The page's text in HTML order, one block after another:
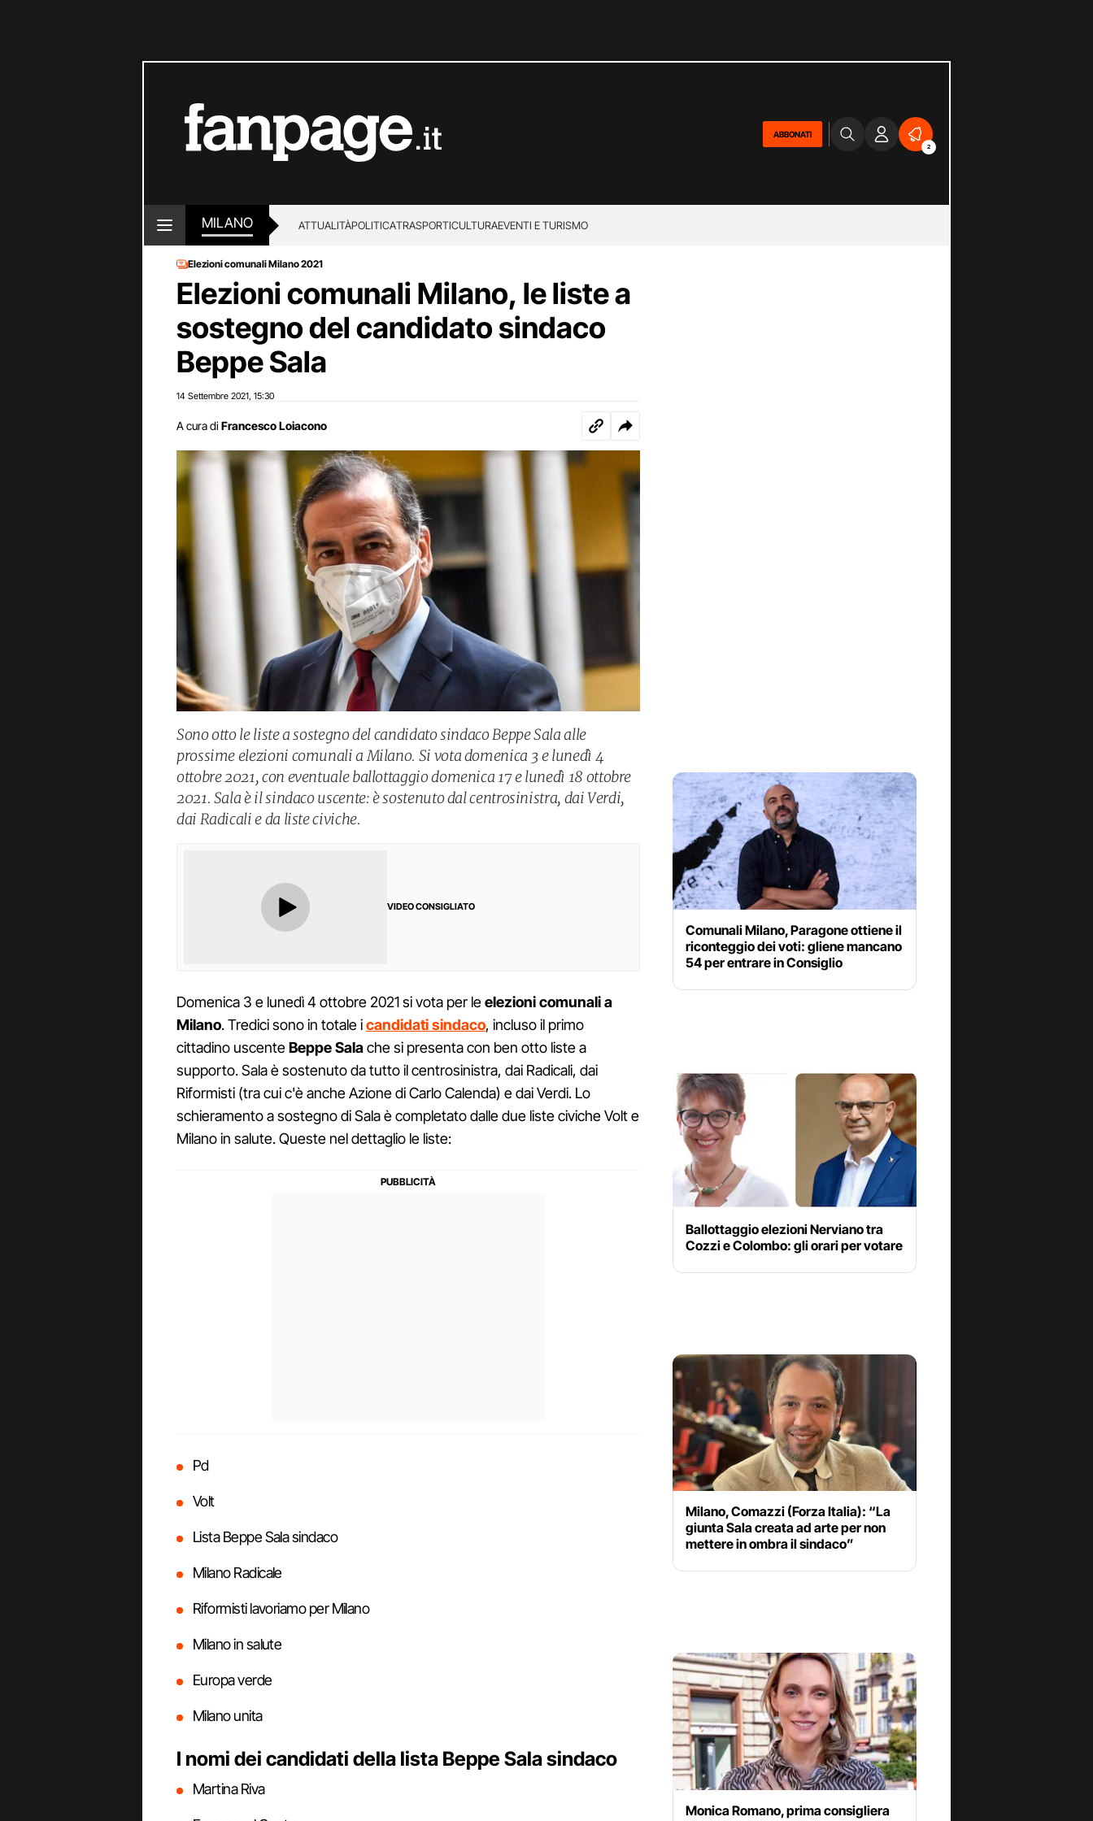
ABBONATI
2
MILANO ATTUALITÀPOLITICATRASPORTICULTURAEVENTI E TURISMO
Elezioni comunali Milano 2021
Elezioni comunali Milano, le liste a
sostegno del candidato sindaco
Beppe Sala
14 Settembre 2021 15:30
A cura di Francesco Loiacono
Sono otto le liste a sostegno del candidato sindaco Beppe Sala alle
prossime elezioni comunali a Milano. Si vota domenica 3 e lunedì 4
ottobre 2021, con eventuale ballottaggio domenica 17 e lunedì 18 ottobre
2021. Sala è il sindaco uscente: è sostenuto dal centrosinistra, dai Verdi,
dai Radicali e da liste civiche.
VIDEO CONSIGLIATO
Domenica 3 e lunedì 4 ottobre 2021 si vota per leelezioni comunali a
Milano. Tredici sono in totale icandidati sindaco, incluso il primo
cittadino uscenteBeppe Salache si presenta con ben otto liste a
supporto. Sala è sostenuto da tutto il centrosinistra, dai Radicali, dai
Riformisti (tra cui c'è anche Azione di Carlo Calenda) e dai Verdi. Lo
schieramento a sostegno di Sala è completato dalle due liste civiche Volt e
Milano in salute. Queste nel dettaglio le liste:
Pd
Volt
Lista Beppe Sala sindaco
Milano Radicale
Riformisti lavoriamo per Milano
Milano in salute
Europa verde
Milano unita
I nomi dei candidati della lista Beppe Sala sindaco
Martina Riva
Comunali Milano, Paragone ottiene il
riconteggio dei voti: gliene mancano
54 per entrare in Consiglio
Ballottaggio elezioni Nerviano tra
Cozzi e Colombo: gli orari per votare
Milano, Comazzi (Forza Italia): “La
giunta Sala creata ad arte per non
mettere in ombra il sindaco”
Monica Romano, prima consigliera